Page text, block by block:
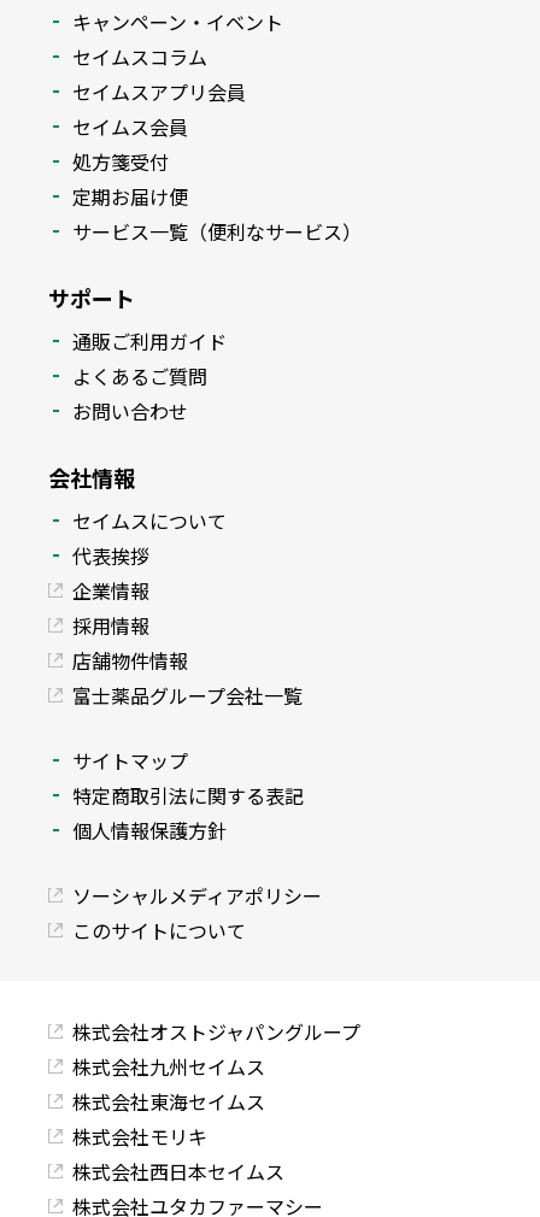
キャンペーン・イベント
セイムスコラム
セイムスアプリ会員
セイムス会員
処方箋受付
定期お届け便
サービス一覧（便利なサービス）
サポート
通販ご利用ガイド
よくあるご質問
お問い合わせ
会社情報
セイムスについて
代表挨拶
企業情報
採用情報
店舗物件情報
富士薬品グループ会社一覧
サイトマップ
特定商取引法に関する表記
個人情報保護方針
ソーシャルメディアポリシー
このサイトについて
株式会社オストジャパングループ
株式会社九州セイムス
株式会社東海セイムス
株式会社モリキ
株式会社西日本セイムス
株式会社ユタカファーマシー